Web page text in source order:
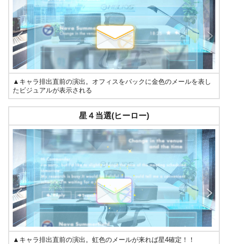
▲キャラ排出直前の演出。オフィスをバックに金色のメールを表し
たビジュアルが表示される
星４当選(ヒーロー)
▲キャラ排出直前の演出。虹色のメールが来れば星4確定！！